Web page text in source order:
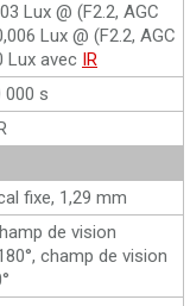
Lux @ (F2.2, AGC
Lux @ (F2.2, AGC
Lux avec IR
000 s
fixe, 1,29 mm
de vision
champ de vision